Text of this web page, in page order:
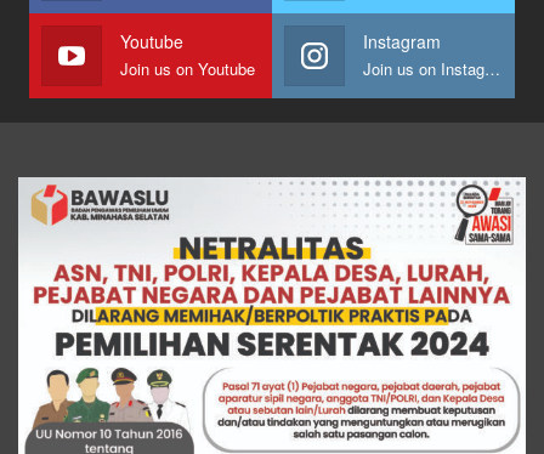
Youtube
Join us on Youtube
Instagram
Join us on Instagram